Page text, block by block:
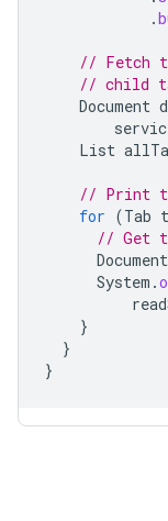
.
// Fetch
// child
Document
List
// Print
for (Tab
// Get
System .
}
}
}